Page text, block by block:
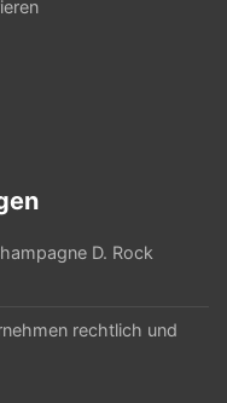
D. Rock
rechtlich und